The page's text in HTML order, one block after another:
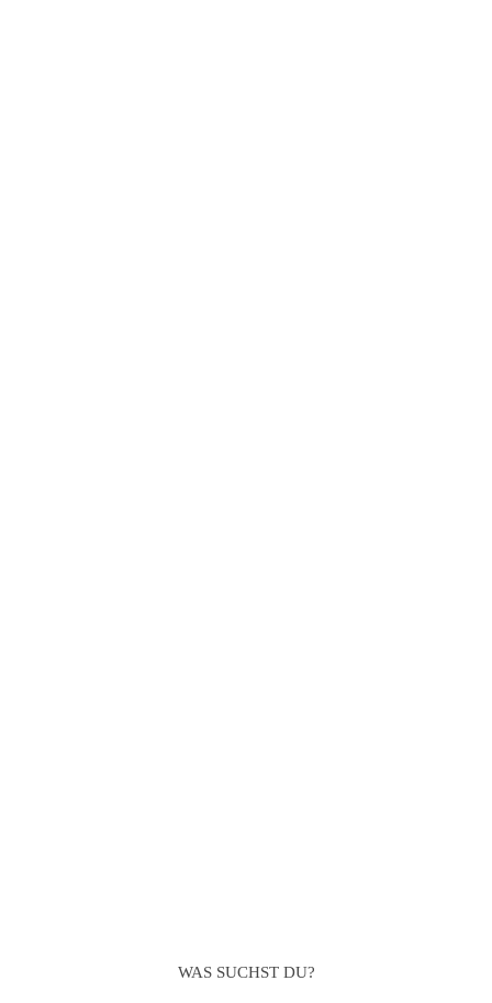
WAS SUCHST DU?